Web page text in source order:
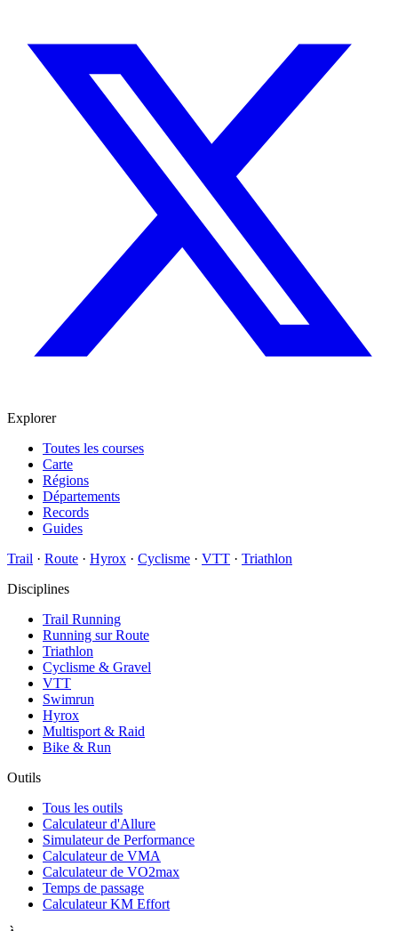
Explorer
Toutes les courses
Carte
Régions
Départements
Records
Guides
Trail · Route · Hyrox · Cyclisme · VTT · Triathlon
Disciplines
Trail Running
Running sur Route
Triathlon
Cyclisme & Gravel
VTT
Swimrun
Hyrox
Multisport & Raid
Bike & Run
Outils
Tous les outils
Calculateur d'Allure
Simulateur de Performance
Calculateur de VMA
Calculateur de VO2max
Temps de passage
Calculateur KM Effort